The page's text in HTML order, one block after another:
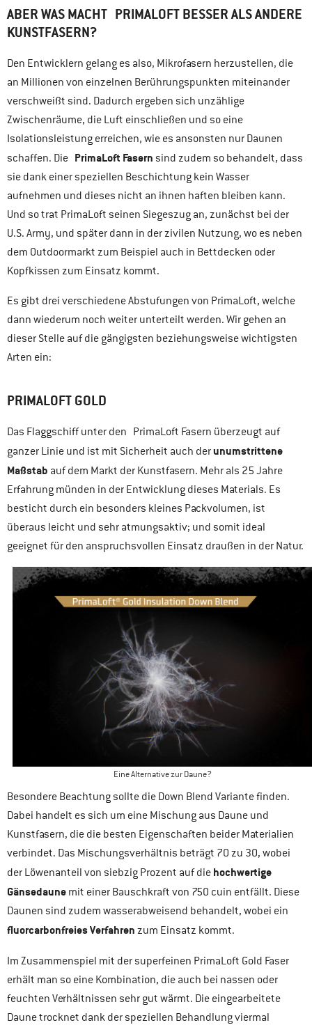
ABER WAS MACHT PRIMALOFT BESSER ALS ANDERE
KUNSTFASERN?
Den Entwicklern gelang es also, Mikrofasern herzustellen, die
an Millionen von einzelnen Berührungspunkten miteinander
verschweißt sind. Dadurch ergeben sich unzählige
Zwischenräume, die Luft einschließen und so eine
Isolationsleistung erreichen, wie es ansonsten nur Daunen
schaffen. Die PrimaLoft Fasern sind zudem so behandelt, dass
sie dank einer speziellen Beschichtung kein Wasser
aufnehmen und dieses nicht an ihnen haften bleiben kann.
Und so trat PrimaLoft seinen Siegeszug an, zunächst bei der
U.S. Army, und später dann in der zivilen Nutzung, wo es neben
dem Outdoormarkt zum Beispiel auch in Bettdecken oder
Kopfkissen zum Einsatz kommt.
Es gibt drei verschiedene Abstufungen von PrimaLoft, welche
dann wiederum noch weiter unterteilt werden. Wir gehen an
dieser Stelle auf die gängigsten beziehungsweise wichtigsten
Arten ein:
PRIMALOFT GOLD
Das Flaggschiff unter den PrimaLoft Fasern überzeugt auf
ganzer Linie und ist mit Sicherheit auch derunumstrittene
Maßstab auf dem Markt der Kunstfasern. Mehr als 25 Jahre
Erfahrung münden in der Entwicklung dieses Materials. Es
besticht durch ein besonders kleines Packvolumen, ist
überaus leicht und sehr atmungsaktiv; und somit ideal
geeignet für den anspruchsvollen Einsatz draußen in der Natur.
Eine Alternative zur Daune?
Besondere Beachtung sollte die Down Blend Variante finden.
Dabei handelt es sich um eine Mischung aus Daune und
Kunstfasern, die die besten Eigenschaften beider Materialien
verbindet. Das Mischungsverhältnis beträgt 70 zu 30, wobei
der Löwenanteil von siebzig Prozent auf die hochwertige
Gänsedaune mit einer Bauschkraft von 750 cuin entfällt. Diese
Daunen sind zudem wasserabweisend behandelt, wobei ein
fluorcarbonfreies Verfahren zum Einsatz kommt.
Im Zusammenspiel mit der superfeinen PrimaLoft Gold Faser
erhält man so eine Kombination, die auch bei nassen oder
feuchten Verhältnissen sehr gut wärmt. Die eingearbeitete
Daune trocknet dank der speziellen Behandlung viermal